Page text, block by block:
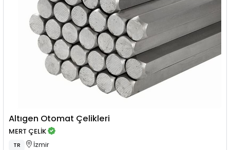
Altıgen Otomat Çelikleri
MERT ÇELİK
TR İzmir